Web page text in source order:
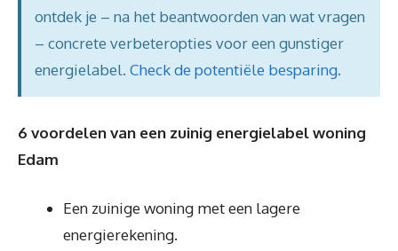
ontdek je – na het beantwoorden van wat vragen
– concrete verbeteropties voor een gunstiger
energielabel. Check de potentiële besparing.
6 voordelen van een zuinig energielabel woning
Edam
Een zuinige woning met een lagere
energierekening.